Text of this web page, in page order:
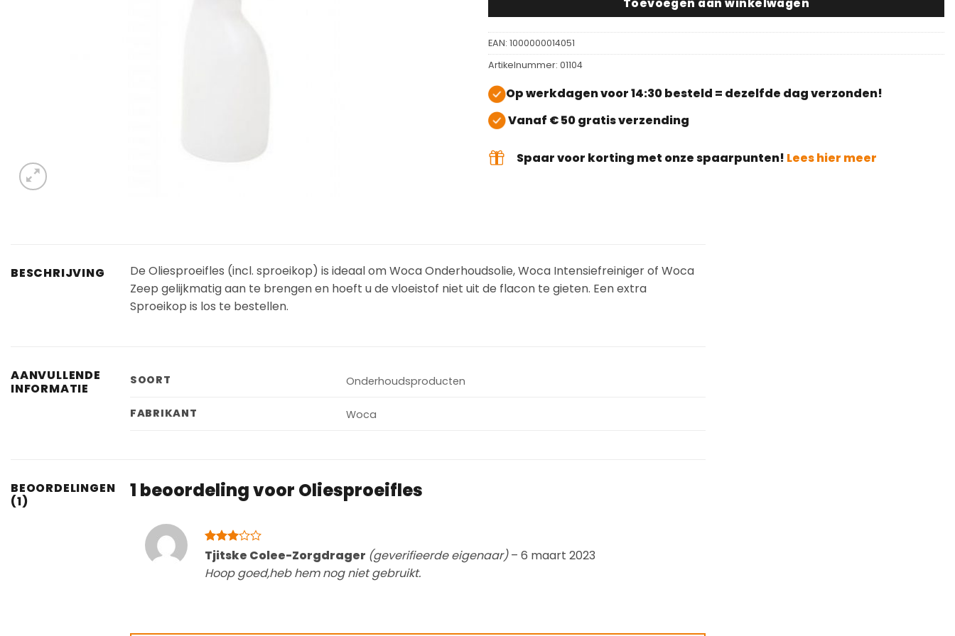
Toevoegen aan winkelwagen
EAN: 1000000014051
Artikelnummer: 01104
Op werkdagen voor 14:30 besteld = dezelfde dag verzonden!
Vanaf € 50 gratis verzending
Spaar voor korting met onze spaarpunten! Lees hier meer
BESCHRIJVING
De Oliesproeifles (incl. sproeikop) is ideaal om Woca Onderhoudsolie, Woca Intensiefreiniger of Woca
Zeep gelijkmatig aan te brengen en hoeft u de vloeistof niet uit de flacon te gieten. Een extra
Sproeikop is los te bestellen.
AANVULLENDE
INFORMATIE
SOORT Onderhoudsproducten
FABRIKANT Woca
BEOORDELINGEN
(1)
1 beoordeling voor Oliesproeifles
Gewaardeerd
uit 5
Tjitske Colee-Zorgdrager (geverifieerde eigenaar) – 6 maart 2023
Hoop goed,heb hem nog niet gebruikt.